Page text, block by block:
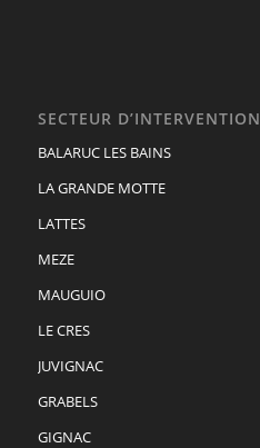
SECTEUR D’INTERVENTION
BALARUC LES BAINS
LA GRANDE MOTTE
LATTES
MEZE
MAUGUIO
LE CRES
JUVIGNAC
GRABELS
GIGNAC